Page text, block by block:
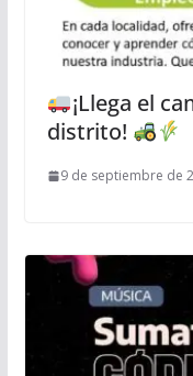
¡Llega el
distrito!
9 de septiembre de